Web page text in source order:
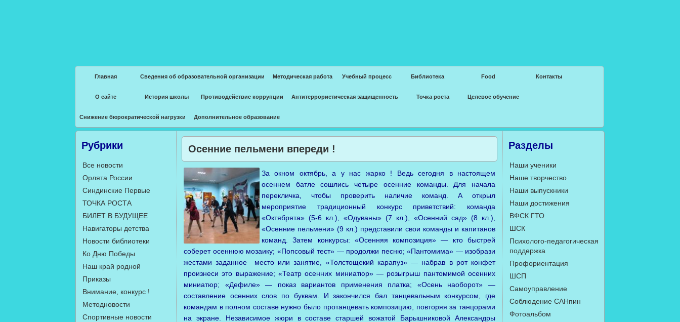
Главная Сведения об образовательной организации Методическая работа Учебный процесс Библиотека Food Контакты
О сайте История школы Противодействие коррупции Антитеррористическая защищенность Точка роста Целевое обучение
Снижение бюрократической нагрузки Дополнительное образование
Осенние пельмени впереди !
За окном октябрь, а у нас жарко ! Ведь сегодня в настоящем
осеннем батле сошлись четыре осенние команды. Для начала
перекличка, чтобы проверить наличие команд. А открыл
мероприятие традиционный конкурс приветствий: команда
«Октябрята» (5-6 кл.), «Одуваны» (7 кл.), «Осенний сад» (8 кл.),
«Осенние пельмени» (9 кл.) представили свои команды и капитанов
команд. Затем конкурсы: «Осенняя композиция» — кто быстрей
соберет осеннюю мозаику; «Попсовый тест» — продолжи песню; «Пантомима» — изобрази
жестами заданное место или занятие, «Толстощекий карапуз» — набрав в рот конфет
произнеси это выражение; «Театр осенних миниатюр» — розыгрыш пантомимой осенних
миниатюр; «Дефиле» — показ вариантов применения платка; «Осень наоборот» —
составление осенних слов по буквам. И закончился бал танцевальным конкурсом, где
командам в полном составе нужно было протанцевать композицию, повторяя за танцорами
на экране. Независимое жюри в составе старшей вожатой Барышниковой Александры
Разделы
Наши ученики
Наше творчество
Наши выпускники
Наши достижения
ВФСК ГТО
ШСК
Психолого-педагогическая
поддержка
Профориентация
ШСП
Самоуправление
Соблюдение САНпин
Фотоальбом
Рубрики
Все новости
Орлята России
Синдинские Первые
ТОЧКА РОСТА
БИЛЕТ В БУДУЩЕЕ
Навигаторы детства
Новости библиотеки
Ко Дню Победы
Наш край родной
Приказы
Внимание, конкурс !
Методновости
Спортивные новости